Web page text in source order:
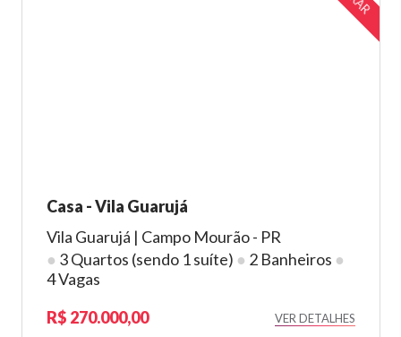
Casa - Vila Guarujá
Vila Guarujá | Campo Mourão - PR
● 3 Quartos (sendo 1 suíte) ● 2 Banheiros ●
4 Vagas
270.000,00
VER DETALHES